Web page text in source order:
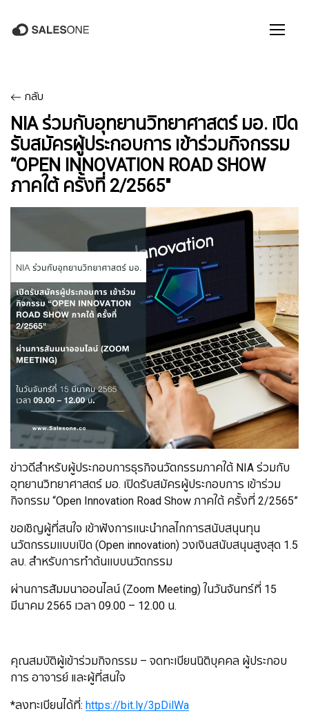
กลับ
NIA ร่วมกับอุทยานวิทยาศาสตร์ มอ. เปิด
รับสมัครผู้ประกอบการ เข้าร่วมกิจกรรม
“OPEN INNOVATION ROAD SHOW
ภาคใต้ ครั้งที่ 2/2565"
ข่าวดีสำหรับผู้ประกอบการธุรกิจนวัตกรรมภาคใต้ NIA ร่วมกับ
อุทยานวิทยาศาสตร์ มอ. เปิดรับสมัครผู้ประกอบการ เข้าร่วม
กิจกรรม “Open Innovation Road Show ภาคใต้ ครั้งที่ 2/2565”
ขอเชิญผู้ที่สนใจ เข้าฟังการเเนะนำกลไกการสนับสนุนทุน
นวัตกรรมเเบบเปิด (Open innovation) วงเงินสนับสนุนสูงสุด 1.5
ลบ. สำหรับการทำต้นเเบบนวัตกรรม
ผ่านการสัมมนาออนไลน์ (Zoom Meeting) ในวันจันทร์ที่ 15
มีนาคม 2565 เวลา 09.00 – 12.00 น.
คุณสมบัติผู้เข้าร่วมกิจกรรม – จดทะเบียนนิติบุคคล ผู้ประกอบ
การ อาจารย์ และผู้ที่สนใจ
*ลงทะเบียนได้ที่: https://bit.ly/3pDilWa